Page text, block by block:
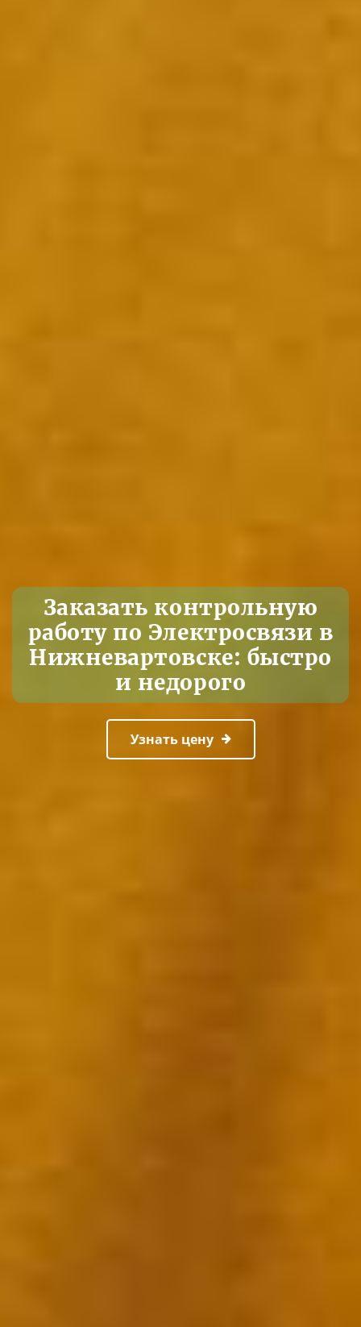
Заказать контрольную
работу по Электросвязи в
Нижневартовске: быстро
и недорого
Узнать цену